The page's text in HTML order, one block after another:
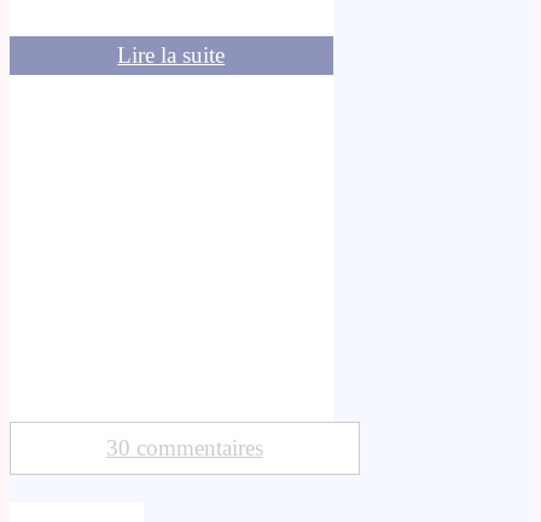
Lire la suite
30 commentaires